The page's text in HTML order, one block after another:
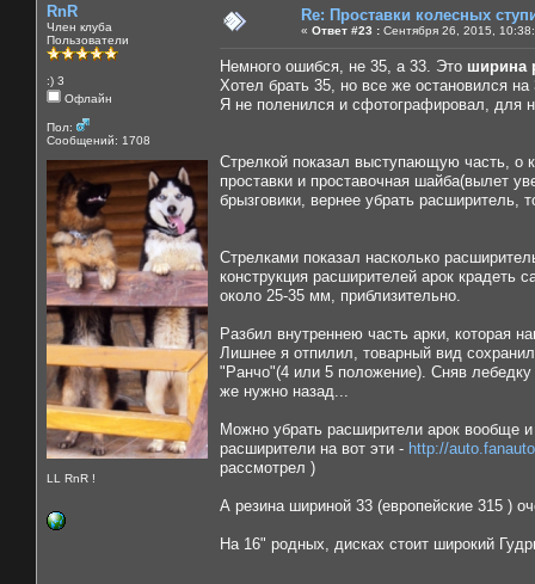
RnR
Член клуба
Пользователи
:) 3
Офлайн
Пол:
Сообщений: 1708
LL RnR !
Re: Проставки колесных
« Ответ #23 : Сентября 26, 2015,
Немного ошибся, не 35, а 33. Это ширина
Хотел брать 35, но все же остановился на
Я не поленился и сфотографировал, для
Стрелкой показал выступающую часть, о
проставки и проставочная шайба(вылет
брызговики, вернее убрать расширитель,
Стрелками показал насколько
конструкция расширителей арок крадеть
около 25-35 мм, приблизительно.
Разбил внутреннею часть арки, которая
Лишнее я отпилил, товарный вид
"Ранчо"(4 или 5 положение). Сняв
же нужно назад...
Можно убрать расширители арок вообще
расширители на вот эти - http://
рассмотрел )
А резина шириной 33 (европейские 315 )
На 16" родных, дисках стоит широкий